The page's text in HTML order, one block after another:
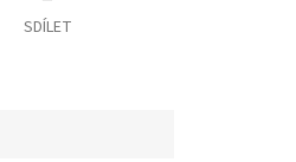
SDÍLET